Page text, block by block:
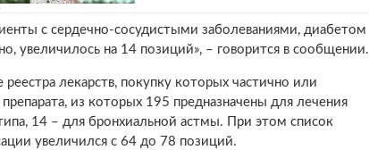
с сердечно-сосудистыми заболеваниями, диабетом
увеличилось на 14 позиций», – говорится в сообщении.
лекарств, покупку которых частично или
из которых 195 предназначены для лечения
14 – для бронхиальной астмы. При этом список
увеличился с 64 до 78 позиций.